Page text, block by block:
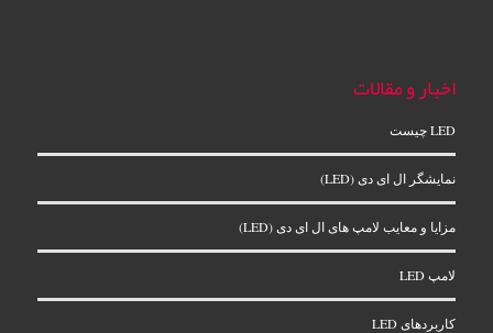
اخبار و مقالات
LED چیست
نمایشگر ال‌ ای‌ دی (LED)
مزایا و معایب لامپ های ال ای دی (LED)
لامپ LED
کاربردهای LED